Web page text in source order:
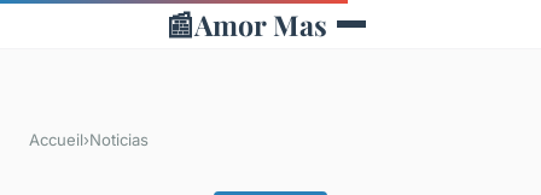
📰Amor Mas
Accueil›Noticias